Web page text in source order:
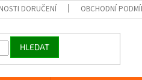
DORUČENÍ OBCHODNÍ
HLEDAT